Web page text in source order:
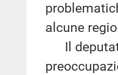
alcune
Il